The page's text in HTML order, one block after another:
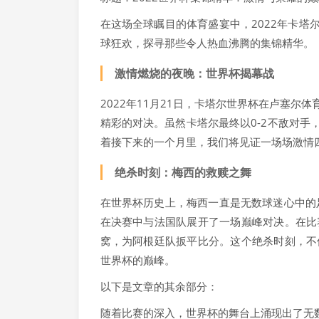
在这场全球瞩目的体育盛宴中，2022年卡塔
球狂欢，探寻那些令人热血沸腾的集锦精华。
激情燃烧的夜晚：世界杯揭幕战
2022年11月21日，卡塔尔世界杯在卢塞尔体
精彩的对决。虽然卡塔尔最终以0-2不敌对手
着接下来的一个月里，我们将见证一场场激情
绝杀时刻：梅西的救赎之舞
在世界杯历史上，梅西一直是无数球迷心中
在决赛中与法国队展开了一场巅峰对决。在
窝，为阿根廷队扳平比分。这个绝杀时刻，
世界杯的巅峰。
以下是文章的其余部分：
随着比赛的深入，世界杯的舞台上涌现出了